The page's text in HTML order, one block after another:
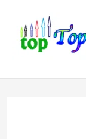
content